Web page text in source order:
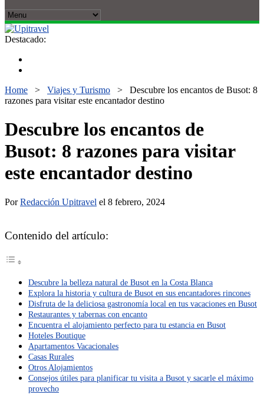
Destacado:
Home > Viajes y Turismo > Descubre los encantos de Busot: 8
razones para visitar este encantador destino
Descubre los encantos de
Busot: 8 razones para visitar
este encantador destino
PorRedacción Upitravel el 8 febrero, 2024
Contenido del artículo:
Descubre la belleza natural de Busot en la Costa Blanca
Explora la historia y cultura de Busot en sus encantadores rincones
Disfruta de la deliciosa gastronomía local en tus vacaciones en Busot
Restaurantes y tabernas con encanto
Encuentra el alojamiento perfecto para tu estancia en Busot
Hoteles Boutique
Apartamentos Vacacionales
Casas Rurales
Otros Alojamientos
Consejos útiles para planificar tu visita a Busot y sacarle el máximo
provecho